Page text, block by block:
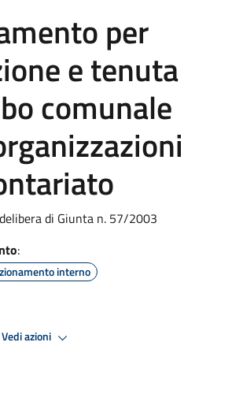
per
e tenuta
comunale
di Giunta n. 57/2003
:
interno
Vedi azioni